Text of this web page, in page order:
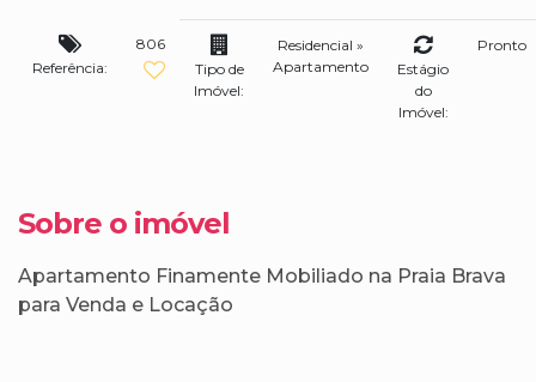
Referência:
806
Tipo de
Imóvel:
Residencial »
Apartamento
Estágio
do
Imóvel:
Pronto
Sobre o imóvel
Apartamento Finamente Mobiliado na Praia Brava
para Venda e Locação